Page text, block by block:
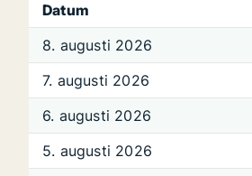
Datum
8. augusti 2026
7. augusti 2026
6. augusti 2026
5. augusti 2026